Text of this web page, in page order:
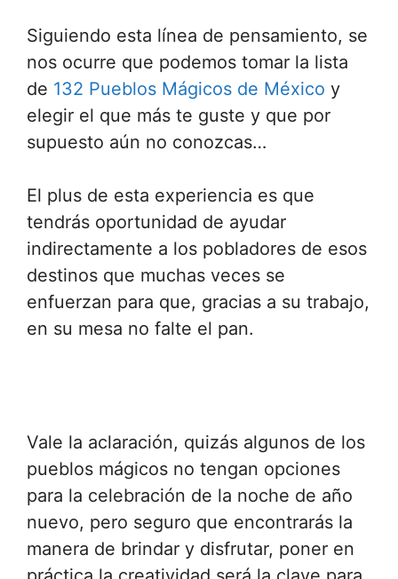
Siguiendo esta línea de pensamiento, se
nos ocurre que podemos tomar la lista
de 132 Pueblos Mágicos de México y
elegir el que más te guste y que por
supuesto aún no conozcas…
El plus de esta experiencia es que
tendrás oportunidad de ayudar
indirectamente a los pobladores de esos
destinos que muchas veces se
enfuerzan para que, gracias a su trabajo,
en su mesa no falte el pan.
Vale la aclaración, quizás algunos de los
pueblos mágicos no tengan opciones
para la celebración de la noche de año
nuevo, pero seguro que encontrarás la
manera de brindar y disfrutar, poner en